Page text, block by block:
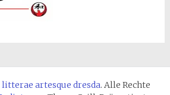
litterae artesque dresda. Alle Rechte